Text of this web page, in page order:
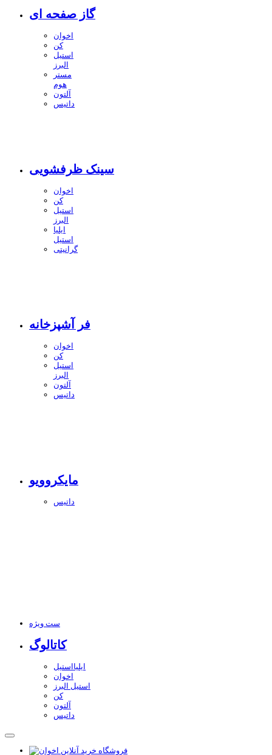
گاز صفحه ای
اخوان
کن
استیل
البرز
مستر
هوم
آلتون
داتیس
سینک ظرفشویی
اخوان
کن
استیل
البرز
ایلیا
استیل
گرانیتی
فر آشپزخانه
اخوان
کن
استیل
البرز
آلتون
داتیس
مایکروویو
داتیس
ست ویژه
کاتالوگ
ایلیااستیل
اخوان
استیل البرز
کن
آلتون
داتیس